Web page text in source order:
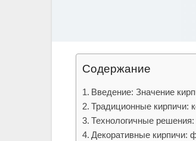
Содержание
Введение: Значение
Традиционные кирпичи:
Технологичные
Декоративные кирпичи: